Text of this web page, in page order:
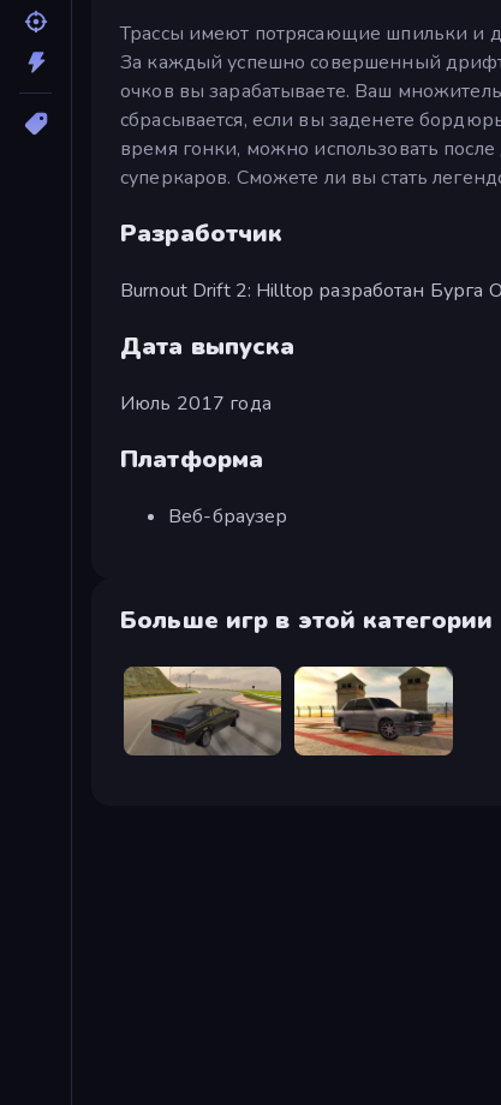
Трассы имеют потрясающие шпильки
За каждый успешно совершенный
очков вы зарабатываете. Ваш
сбрасывается, если вы заденете
время гонки, можно использовать
суперкаров. Сможете ли вы стать
Разработчик
Burnout Drift 2: Hilltop разработан Бурга
Дата выпуска
Июль 2017 года
Платформа
Веб-браузер
Больше игр в этой категории
Burnout Drift Burnout Drift 3: Seaport Max